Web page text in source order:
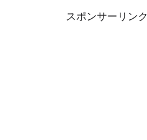
スポンサーリンク